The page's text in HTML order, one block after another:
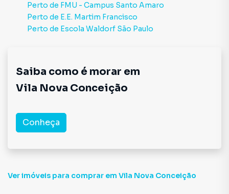
Perto de FMU - Campus Santo Amaro
Perto de E.E. Martim Francisco
Perto de Escola Waldorf São Paulo
Saiba como é morar em
Vila Nova Conceição
Conheça
Ver imóveis para comprar em Vila Nova Conceição